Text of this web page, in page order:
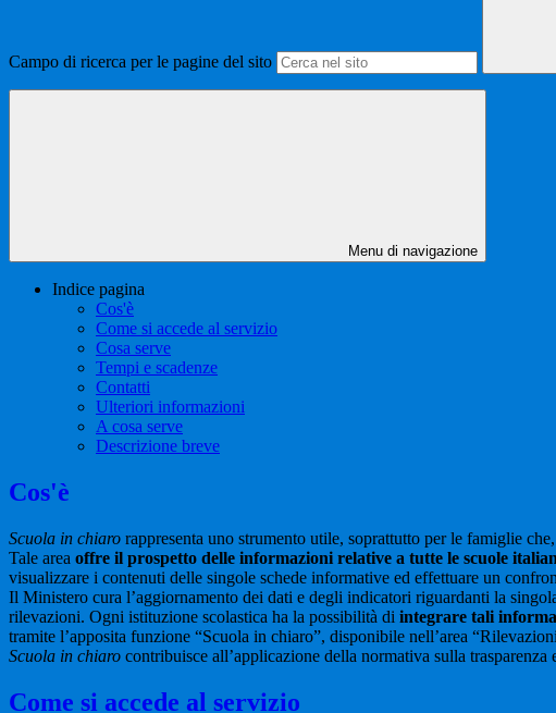
Campo di ricerca per le pagine del sito
Menu di navigazione
Indice pagina
Cos'è
Come si accede al servizio
Cosa serve
Tempi e scadenze
Contatti
Ulteriori informazioni
A cosa serve
Descrizione breve
Cos'è
Scuola in chiaro rappresenta uno strumento utile, soprattutto per le famiglie
Tale area offre il prospetto delle informazioni relative a tutte le scuole
visualizzare i contenuti delle singole schede informative ed effettuare un
Il Ministero cura l’aggiornamento dei dati e degli indicatori riguardanti la
rilevazioni. Ogni istituzione scolastica ha la possibilità di integrare tali
tramite l’apposita funzione “Scuola in chiaro”, disponibile nell’area
Scuola in chiaro contribuisce all’applicazione della normativa sulla
Come si accede al servizio